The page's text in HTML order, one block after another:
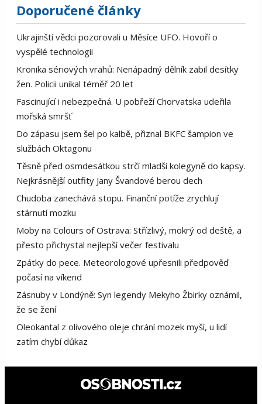
Doporučené články
Ukrajinští vědci pozorovali u Měsíce UFO. Hovoří o
vyspělé technologii
Kronika sériových vrahů: Nenápadný dělník zabil desítky
žen. Policii unikal téměř 20 let
Fascinující i nebezpečná. U pobřeží Chorvatska udeřila
mořská smršť
Do zápasu jsem šel po kalbě, přiznal BKFC šampion ve
službách Oktagonu
Těsně před osmdesátkou strčí mladší kolegyně do kapsy.
Nejkrásnější outfity Jany Švandové berou dech
Chudoba zanechává stopu. Finanční potíže zrychlují
stárnutí mozku
Moby na Colours of Ostrava: Střízlivý, mokrý od deště, a
přesto přichystal nejlepší večer festivalu
Zpátky do pece. Meteorologové upřesnili předpověď
počasí na víkend
Zásnuby v Londýně: Syn legendy Mekyho Žbirky oznámil,
že se žení
Oleokantal z olivového oleje chrání mozek myší, u lidí
zatím chybí důkaz